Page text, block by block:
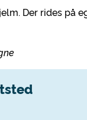
Der rides på